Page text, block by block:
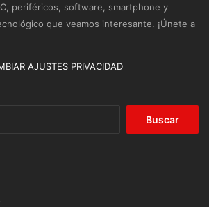
periféricos, software, smartphone y
que veamos interesante. ¡Únete a
AJUSTES PRIVACIDAD